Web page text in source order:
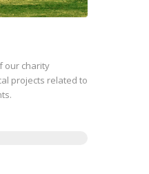
our charity
projects related to